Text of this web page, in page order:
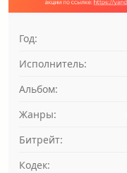
Год:
Исполнитель:
Альбом:
Жанры:
Битрейт:
Кодек: